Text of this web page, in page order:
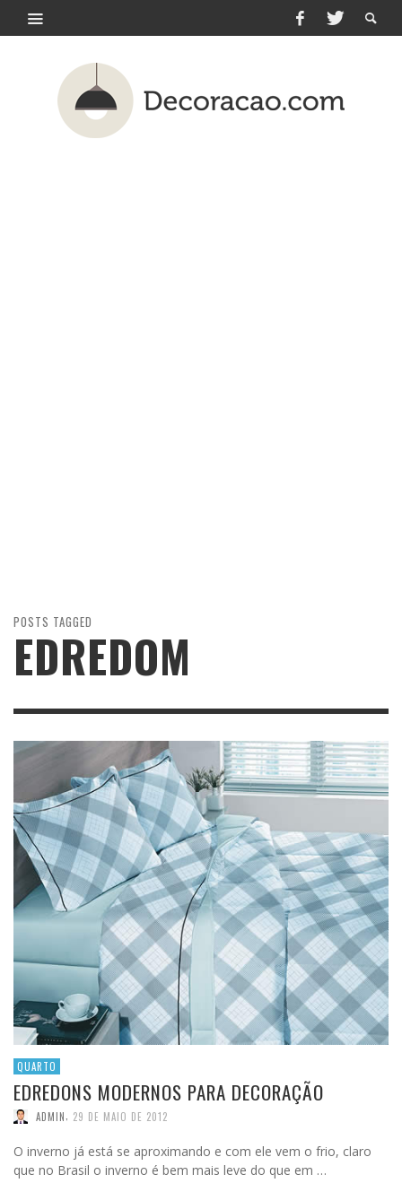
POSTS TAGGED
EDREDOM
QUARTO
EDREDONS MODERNOS PARA DECORAÇÃO
ADMIN 29 DE MAIO DE 2012
O inverno já está se aproximando e com ele vem o frio, claro
que no Brasil o inverno é bem mais leve do que em …